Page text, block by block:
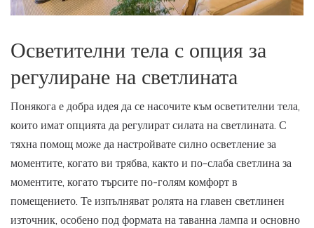
Осветителни тела с опция за
регулиране на светлината
Понякога е добра идея да се насочите към осветителни тела,
които имат опцията да регулират силата на светлината. С
тяхна помощ може да настройвате силно осветление за
моментите, когато ви трябва, както и по-слаба светлина за
моментите, когато търсите по-голям комфорт в
помещението. Те изпълняват ролята на главен светлинен
източник, особено под формата на таванна лампа и основно